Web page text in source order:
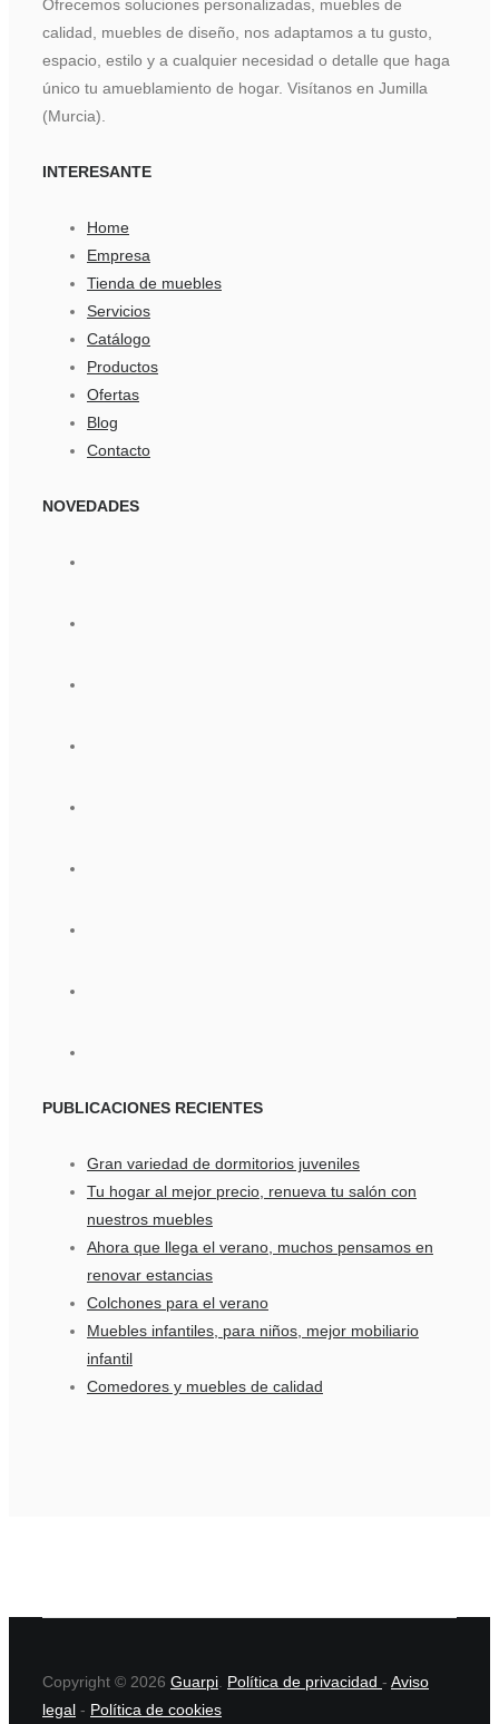
Ofrecemos soluciones personalizadas, muebles de
calidad, muebles de diseño, nos adaptamos a tu gusto,
espacio, estilo y a cualquier necesidad o detalle que haga
único tu amueblamiento de hogar. Visítanos en Jumilla
(Murcia).
INTERESANTE
Home
Empresa
Tienda de muebles
Servicios
Catálogo
Productos
Ofertas
Blog
Contacto
NOVEDADES
PUBLICACIONES RECIENTES
Gran variedad de dormitorios juveniles
Tu hogar al mejor precio, renueva tu salón con
nuestros muebles
Ahora que llega el verano, muchos pensamos en
renovar estancias
Colchones para el verano
Muebles infantiles, para niños, mejor mobiliario
infantil
Comedores y muebles de calidad
Copyright © 2026 Guarpi Política de privacidad - Aviso
legal - Política de cookies